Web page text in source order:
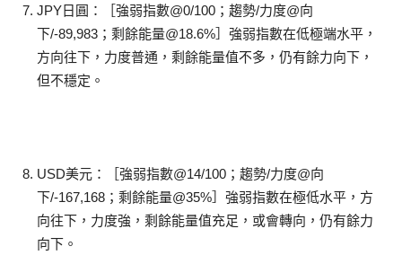
JPY日圓：［強弱指數@0/100；趨勢/力度@向
下/-89,983；剩餘能量@18.6%］強弱指數在低極端水平，
方向往下，力度普通，剩餘能量值不多，仍有餘力向下，
但不穩定。
USD美元：［強弱指數@14/100；趨勢/力度@向
下/-167,168；剩餘能量@35%］強弱指數在極低水平，方
向往下，力度強，剩餘能量值充足，或會轉向，仍有餘力
向下。